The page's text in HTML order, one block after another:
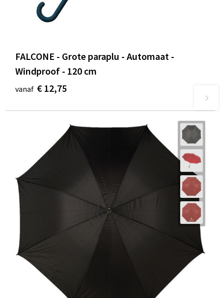
FALCONE - Grote paraplu - Automaat -
Windproof - 120 cm
vanaf € 12,75